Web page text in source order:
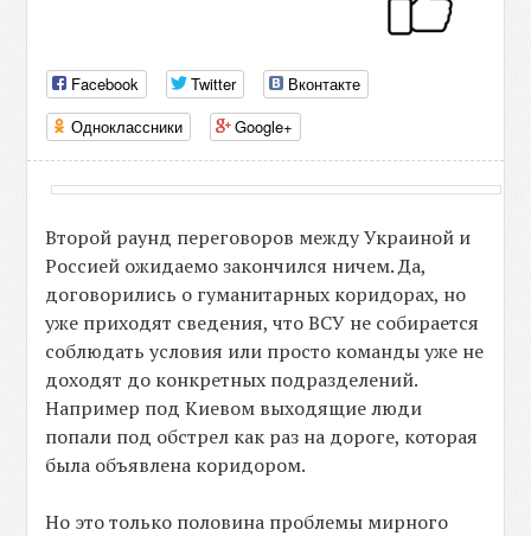
Facebook Twitter
Вконтакте
Одноклассники
Google+
Второй раунд переговоров между Украиной и
Россией ожидаемо закончился ничем. Да,
договорились о гуманитарных коридорах, но
уже приходят сведения, что ВСУ не собирается
соблюдать условия или просто команды уже не
доходят до конкретных подразделений.
Например под Киевом выходящие люди
попали под обстрел как раз на дороге, которая
была объявлена коридором.
Но это только половина проблемы мирного